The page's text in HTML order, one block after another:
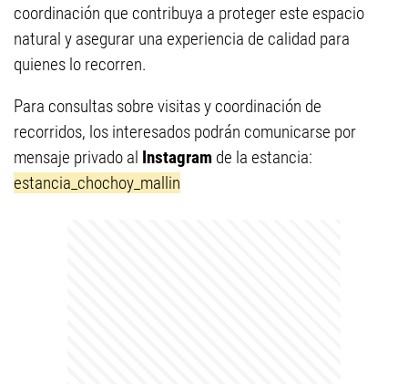
coordinación que contribuya a proteger este espacio
natural y asegurar una experiencia de calidad para
quienes lo recorren.
Para consultas sobre visitas y coordinación de
recorridos, los interesados podrán comunicarse por
mensaje privado al Instagram de la estancia:
estancia_chochoy_mallin